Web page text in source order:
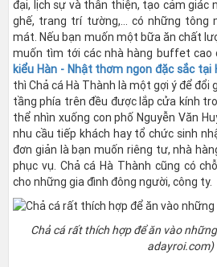
đại, lịch sự và thân thiện, tạo cảm giác
ghế, trang trí tường,... có những tông
mát. Nếu bạn muốn một bữa ăn chất
muốn tìm tới các nhà hàng buffet cao
kiểu Hàn - Nhật thơm ngon đặc sắc tại
thì Chả cá Hà Thành là một gợi ý để đổi
tầng phía trên đều được lắp cửa kính
thể nhìn xuống con phố Nguyễn Văn
nhu cầu tiếp khách hay tổ chức sinh
đơn giản là bạn muốn riêng tư, nhà
phục vụ. Chả cá Hà Thành cũng có
cho những gia đình đông người, công ty.
Chả cá rất thích hợp để ăn vào
adayroi.com)